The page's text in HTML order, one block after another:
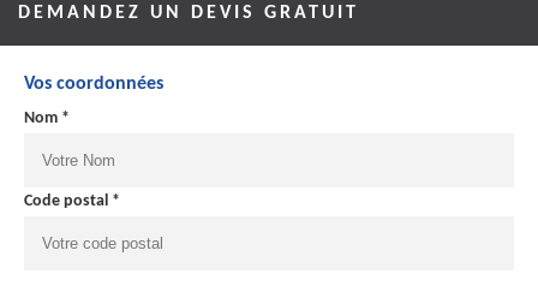
DEMANDEZ UN DEVIS GRATUIT
Vos coordonnées
Nom *
Code postal *